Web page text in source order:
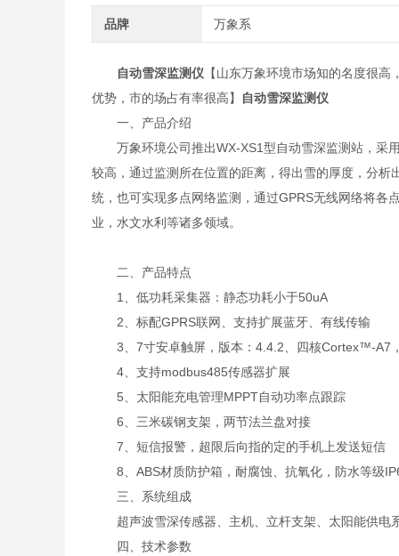
品牌 万象系
自动雪深监测仪【山东万象环境市场知的名度很高
优势，市的场占有率很高】
自动雪深监测仪
一、产品介绍
万象环境公司推出WX-XS1型自动雪深监测站，采用
较高，通过监测所在位置的距离，得出雪的厚度，分
统，也可实现多点网络监测，通过GPRS无线网络将各
业，水文水利等诸多领域。
二、产品特点
1、低功耗采集器：静态功耗小于50uA
2、标配GPRS联网、支持扩展蓝牙、有线传输
3、7寸安卓触屏，版本：4.4.2、四核Cortex™-A7
4、支持modbus485传感器扩展
5、太阳能充电管理MPPT自动功率点跟踪
6、三米碳钢支架，两节法兰盘对接
7、短信报警，超限后向指的定的手机上发送短信
8、ABS材质防护箱，耐腐蚀、抗氧化，防水等级
三、系统组成
超声波雪深传感器、主机、立杆支架、太阳能供电
四、技术参数